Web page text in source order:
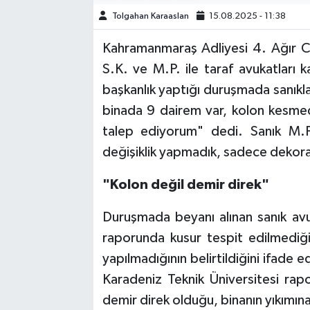
Tolgahan Karaaslan 15.08.2025 - 11:38
Kahramanmaraş Adliyesi 4. Ağır
S.K. ve M.P. ile taraf avukatları
başkanlık yaptığı duruşmada
binada 9 dairem var, kolon
talep ediyorum" dedi. Sanık
değişiklik yapmadık, sadece
"Kolon değil demir direk"
Duruşmada beyanı alınan sanık
raporunda kusur tespit
yapılmadığının belirtildiğini ifade
Karadeniz Teknik Üniversitesi
demir direk olduğu, binanın
TEKNOLOJİ
KÜLTÜR SANAT